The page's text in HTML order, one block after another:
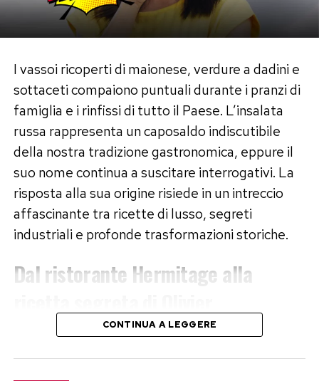
I vassoi ricoperti di maionese, verdure a dadini e
sottaceti compaiono puntuali durante i pranzi di
famiglia e i rinfissi di tutto il Paese. L’insalata
russa rappresenta un caposaldo indiscutibile
della nostra tradizione gastronomica, eppure il
suo nome continua a suscitare interrogativi. La
risposta alla sua origine risiede in un intreccio
affascinante tra ricette di lusso, segreti
industriali e profonde trasformazioni storiche.
Dal ristorante Hermitage alla
La nascita della pietanza risale agli anni
Sessanta dell’Ottocento a Mosca. Qui operava
CONTINUA A LEGGERE